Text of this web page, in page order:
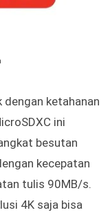
dengan ketahanan
ini
besutan
kecepatan
tulis 90MB/s.
4K saja bisa